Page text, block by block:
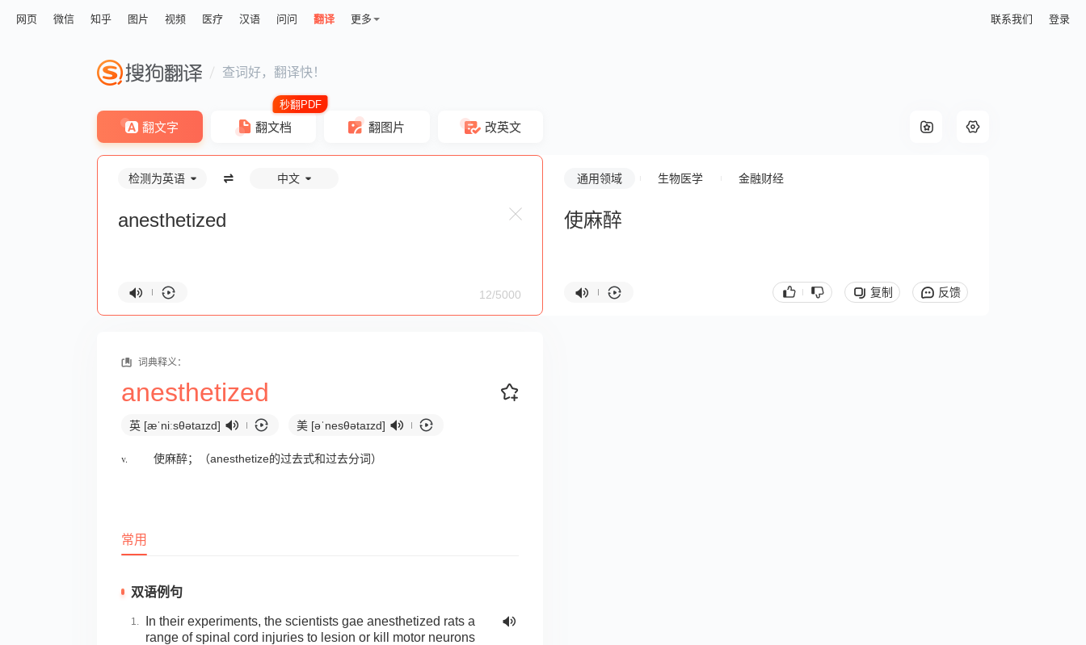
网页 微信 知乎 图片 视频 医疗 汉语 问问 翻译 更多 联系我们 登录
查词好，翻译快！
翻文字 翻文档 翻图片 改英文
检测为英语 中文
12/5000
通用领域 生物医学 金融财经
使麻醉
复制 反馈
词典释义：
anesthetized
英 [æˈniːsθətaɪzd] 美 [əˈnesθətaɪzd]
v. 使麻醉；（anesthetize的过去式和过去分词）
常用
双语例句
In their experiments, the scientists gae anesthetized rats a
range of spinal cord injuries to lesion or kill motor neurons